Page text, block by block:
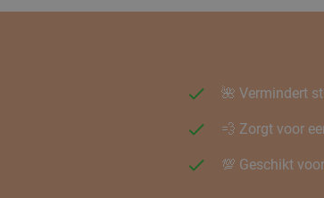
🌺 Vermindert
💨 Zorgt voor
💯 Geschikt